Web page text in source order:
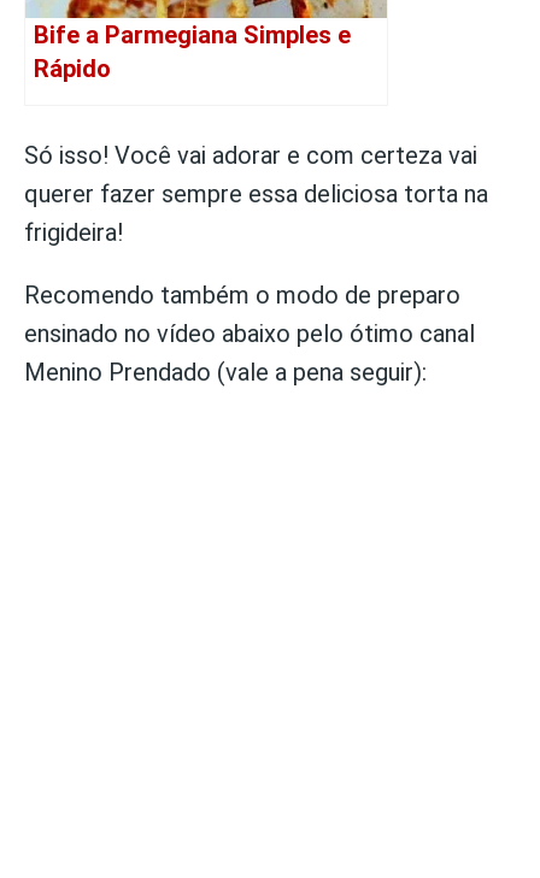
Bife a Parmegiana Simples e
Rápido
Só isso! Você vai adorar e com certeza vai
querer fazer sempre essa deliciosa torta na
frigideira!
Recomendo também o modo de preparo
ensinado no vídeo abaixo pelo ótimo canal
Menino Prendado (vale a pena seguir):